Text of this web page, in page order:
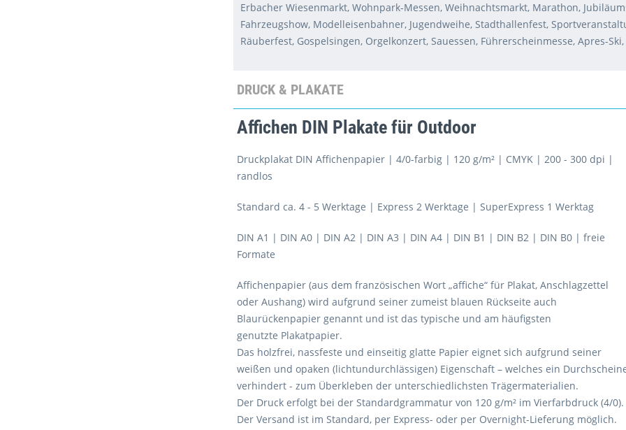
Erbacher Wiesenmarkt, Wohnpark-Messen, Weihnachtsmarkt, Marathon,
Fahrzeugshow, Modelleisenbahner, Jugendweihe, Stadthallenfest,
Räuberfest, Gospelsingen, Orgelkonzert, Sauessen, Führerscheinmesse, Apres-
DRUCK & PLAKATE
Affichen DIN Plakate für Outdoor
Druckplakat DIN Affichenpapier | 4/0-farbig | 120 g/m² | CMYK | 200 - 300 dpi |
randlos
Standard ca. 4 - 5 Werktage | Express 2 Werktage | SuperExpress 1 Werktag
DIN A1 | DIN A0 | DIN A2 | DIN A3 | DIN A4 | DIN B1 | DIN B2 | DIN B0 | freie
Formate
Affichenpapier (aus dem französischen Wort „affiche“ für Plakat, Anschlagzettel
oder Aushang) wird aufgrund seiner zumeist blauen Rückseite auch
Blaurückenpapier genannt und ist das typische und am häufigsten
genutzte Plakatpapier.
Das holzfrei, nassfeste und einseitig glatte Papier eignet sich aufgrund seiner
weißen und opaken (lichtundurchlässigen) Eigenschaft – welches ein
verhindert - zum Überkleben der unterschiedlichsten Trägermaterialien.
Der Druck erfolgt bei der Standardgrammatur von 120 g/m² im Vierfarbdruck (4/0).
Der Versand ist im Standard, per Express- oder per Overnight-Lieferung möglich.